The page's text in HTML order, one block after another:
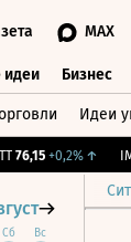
MAX
идеи Бизнес
Идеи
76,15 +0,2%↑
Сб Вс